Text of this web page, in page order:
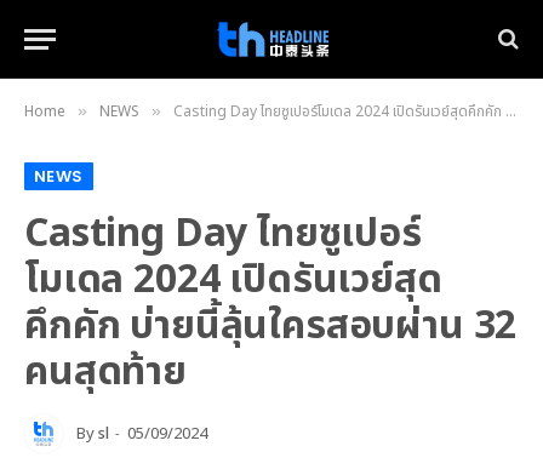
Home » NEWS » Casting Day ไทยซูเปอร์โมเดล 2024 เปิดรันเวย์สุดคึกคัก บ่ายนี้ลุ้นใครสอบผ่าน 32 คนสุดท้าย
NEWS
Casting Day ไทยซูเปอร์
โมเดล 2024 เปิดรันเวย์สุด
คึกคัก บ่ายนี้ลุ้นใครสอบผ่าน 32
คนสุดท้าย
Bysl 05/09/2024